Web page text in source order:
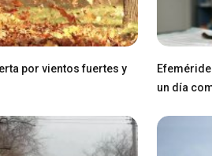
por vientos fuertes y
un día